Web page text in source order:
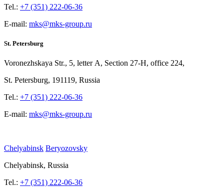
Tel.: +7 (351) 222-06-36
E-mail: mks@mks-group.ru
St. Petersburg
Voronezhskaya Str., 5, letter A, Section 27-Н, office 224,
St. Petersburg, 191119, Russia
Tel.: +7 (351) 222-06-36
E-mail: mks@mks-group.ru
Chelyabinsk Beryozovsky
Chelyabinsk, Russia
Tel.: +7 (351) 222-06-36